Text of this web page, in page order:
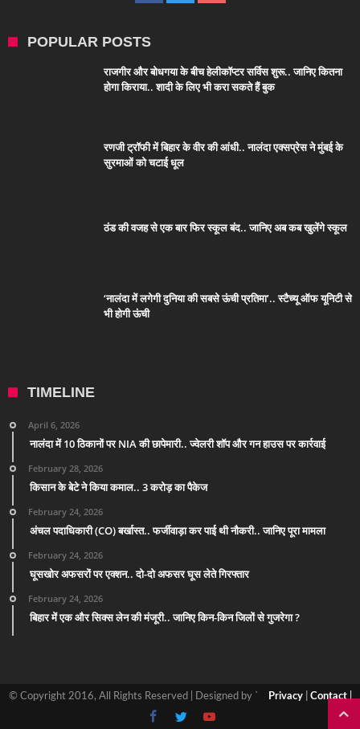
POPULAR POSTS
राजगीर और बोधगया के बीच हेलीकॉप्टर सर्विस शुरू.. जानिए कितना
होगा किराया.. शादी के लिए भी करा सकते हैं बुक
रणजी ट्रॉफी में बिहार के वीर की आंधी.. नालंदा एक्सप्रेस ने मुंबई के
सुरमाओं को चटाई धूल
ठंड की वजह से एक बार फिर स्कूल बंद.. जानिए अब कब खुलेंगे स्कूल
‘नालंदा में लगेगी दुनिया की सबसे ऊंची प्रतिमा’.. स्टैच्यू ऑफ यूनिटी से
भी होगी ऊंची
TIMELINE
April 6, 2026
नालंदा में 10 ठिकानों पर NIA की छापेमारी.. ज्वेलरी शॉप और गन हाउस पर कार्रवाई
February 28, 2026
किसान के बेटे ने किया कमाल.. 3 करोड़ का पैकेज
February 24, 2026
अंचल पदाधिकारी (CO) बर्खास्त.. फर्जीवाड़ा कर पाई थी नौकरी.. जानिए पूरा मामला
February 24, 2026
घूसखोर अफसरों पर एक्शन.. दो-दो अफसर घूस लेते गिरफ्तार
February 24, 2026
बिहार में एक और सिक्स लेन की मंजूरी.. जानिए किन-किन जिलों से गुजरेगा ?
© Copyright 2016, All Rights Reserved | Designed by ` Privacy| Contact |